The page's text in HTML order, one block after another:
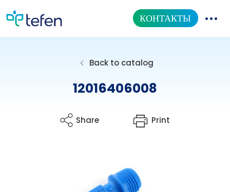
КОНТАКТЫ
НАША ПРОДУКЦИЯ
Back to catalog
12016406008
Share Print